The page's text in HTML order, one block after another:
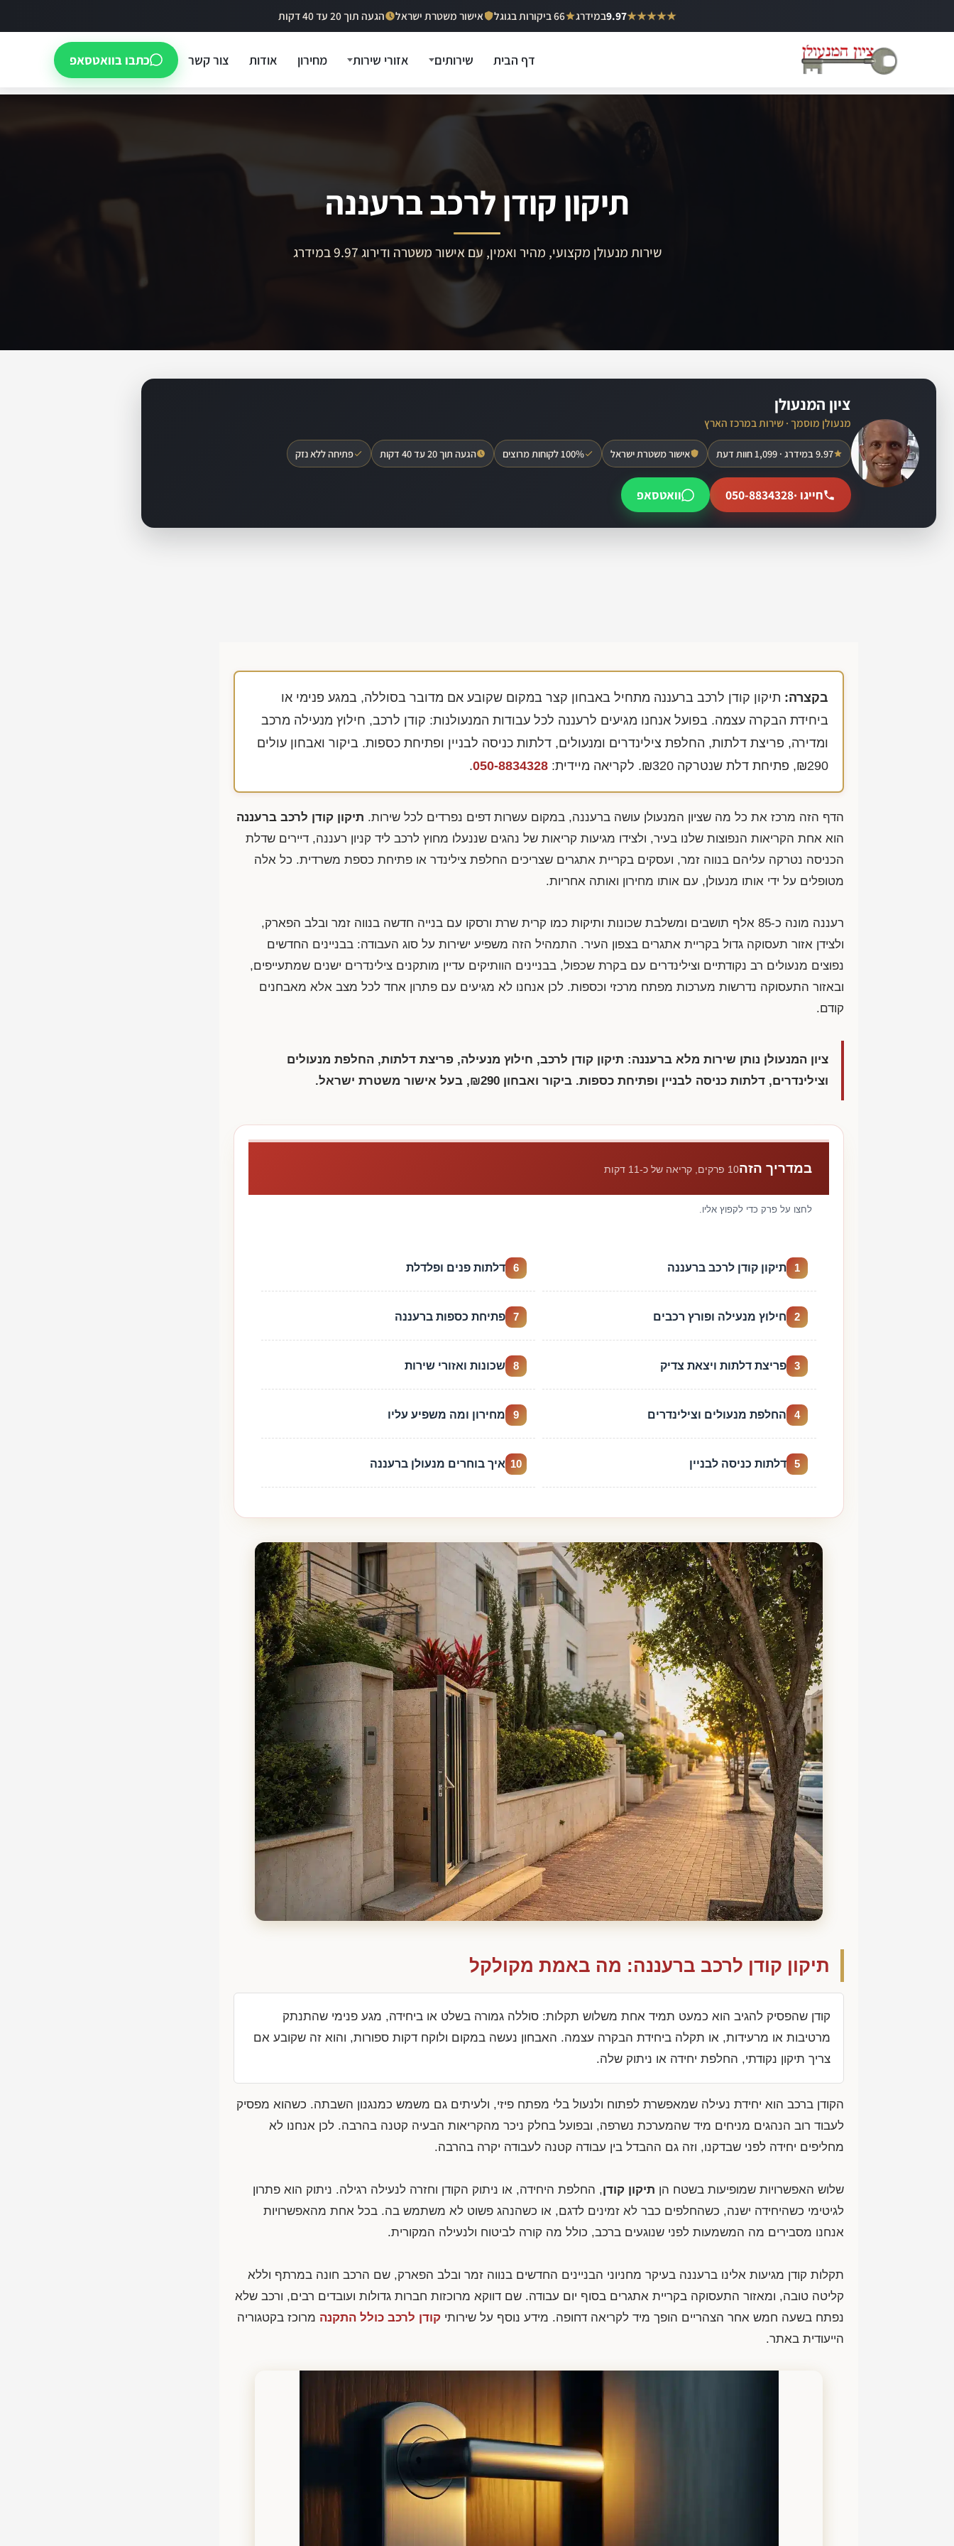
לתוכן
★★★★★
9.97במידרג 66 ביקורות בגוגל אישור משטרת ישראל הגעה תוך 20 עד 40 דקות
דף הבית שירותים אזורי שירות מחירון אודות צור קשר כתבו בוואטסאפ
תיקון קודן לרכב ברעננה
שירות מנעולן מקצועי, מהיר ואמין, עם אישור משטרה ודירוג 9.97 במידרג
ציון המנעולן
מנעולן מוסמך · שירות במרכז הארץ
9.97 במידרג · 1,099 חוות דעת אישור משטרת ישראל 100% לקוחות מרוצים הגעה תוך 20 עד 40 דקות פתיחה ללא נזק
חייגו ·050-8834328 וואטסאפ
בקצרה: תיקון קודן לרכב ברעננה מתחיל באבחון קצר במקום שקובע אם מדובר בסוללה, במגע פנימי או
ביחידת הבקרה עצמה. בפועל אנחנו מגיעים לרעננה לכל עבודות המנעולנות: קודן לרכב, חילוץ מנעילה מרכב
ומדירה, פריצת דלתות, החלפת צילינדרים ומנעולים, דלתות כניסה לבניין ופתיחת כספות. ביקור ואבחון עולים
₪290, פתיחת דלת שנטרקה ₪320. לקריאה מיידית: 050-8834328
.
הדף הזה מרכז את כל מה שציון המנעולן עושה ברעננה, במקום עשרות דפים נפרדים לכל שירות. תיקון קודן לרכב ברעננה
הוא אחת הקריאות הנפוצות שלנו בעיר, ולצידו מגיעות קריאות של נהגים שננעלו מחוץ לרכב ליד קניון רעננה, דיירים שדלת
הכניסה נטרקה עליהם בנווה זמר, ועסקים בקריית אתגרים שצריכים החלפת צילינדר או פתיחת כספת משרדית. כל אלה
מטופלים על ידי אותו מנעולן, עם אותו מחירון ואותה אחריות.
רעננה מונה כ-85 אלף תושבים ומשלבת שכונות ותיקות כמו קרית שרת ורסקו עם בנייה חדשה בנווה זמר ובלב הפארק,
ולצידן אזור תעסוקה גדול בקריית אתגרים בצפון העיר. התמהיל הזה משפיע ישירות על סוג העבודה: בבניינים החדשים
נפוצים מנעולים רב נקודתיים וצילינדרים עם בקרת שכפול, בבניינים הוותיקים עדיין מותקנים צילינדרים ישנים שמתעייפים,
ובאזור התעסוקה נדרשות מערכות מפתח מרכזי וכספות. לכן אנחנו לא מגיעים עם פתרון אחד לכל מצב אלא מאבחנים
קודם.
ציון המנעולן נותן שירות מלא ברעננה: תיקון קודן לרכב, חילוץ מנעילה, פריצת דלתות, החלפת מנעולים
וצילינדרים, דלתות כניסה לבניין ופתיחת כספות. ביקור ואבחון ₪290, בעל אישור משטרת ישראל.
במדריך הזה10 פרקים, קריאה של כ-11 דקות
לחצו על פרק כדי לקפוץ אליו.
1 תיקון קודן לרכב ברעננה
2 חילוץ מנעילה ופורץ רכבים
3 פריצת דלתות ויצאת צדיק
4 החלפת מנעולים וצילינדרים
5 דלתות כניסה לבניין
6 דלתות פנים ופלדלת
7 פתיחת כספות ברעננה
8 שכונות ואזורי שירות
9 מחירון ומה משפיע עליו
10 איך בוחרים מנעולן ברעננה
תיקון קודן לרכב ברעננה: מה באמת מקולקל
קודן שהפסיק להגיב הוא כמעט תמיד אחת משלוש תקלות: סוללה גמורה בשלט או ביחידה, מגע פנימי שהתנתק
מרטיבות או מרעידות, או תקלה ביחידת הבקרה עצמה. האבחון נעשה במקום ולוקח דקות ספורות, והוא זה שקובע אם
צריך תיקון נקודתי, החלפת יחידה או ניתוק שלה.
הקודן ברכב הוא יחידת נעילה שמאפשרת לפתוח ולנעול בלי מפתח פיזי, ולעיתים גם משמש כמנגנון השבתה. כשהוא מפסיק
לעבוד רוב הנהגים מניחים מיד שהמערכת נשרפה, ובפועל בחלק ניכר מהקריאות הבעיה קטנה בהרבה. לכן אנחנו לא
מחליפים יחידה לפני שבדקנו, וזה גם ההבדל בין עבודה קטנה לעבודה יקרה בהרבה.
שלוש האפשרויות שמופיעות בשטח הן תיקון קודן, החלפת היחידה, או ניתוק הקודן וחזרה לנעילה רגילה. ניתוק הוא פתרון
לגיטימי כשהיחידה ישנה, כשהחלפים כבר לא זמינים לדגם, או כשהנהג פשוט לא משתמש בה. בכל אחת מהאפשרויות
אנחנו מסבירים מה המשמעות לפני שנוגעים ברכב, כולל מה קורה לביטוח ולנעילה המקורית.
תקלות קודן מגיעות אלינו ברעננה בעיקר מחניוני הבניינים החדשים בנווה זמר ובלב הפארק, שם הרכב חונה במרתף וללא
קליטה טובה, ומאזור התעסוקה בקריית אתגרים בסוף יום עבודה. שם דווקא מרוכזות חברות גדולות ועובדים רבים, ורכב שלא
נפתח בשעה חמש אחר הצהריים הופך מיד לקריאה דחופה. מידע נוסף על שירותי קודן לרכב כולל התקנה מרוכז בקטגוריה
הייעודית באתר.